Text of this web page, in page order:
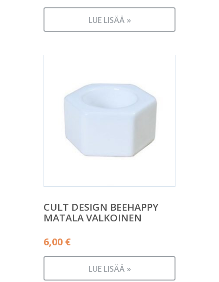
LUE LISÄÄ »
CULT DESIGN BEEHAPPY
MATALA VALKOINEN
6,00 €
LUE LISÄÄ »